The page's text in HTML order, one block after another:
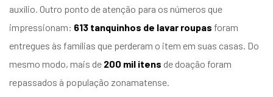
auxílio. Outro ponto de atenção para os números que
impressionam: 613 tanquinhos de lavar roupas foram
entregues às famílias que perderam o item em suas casas. Do
mesmo modo, mais de 200 mil itens de doação foram
repassados à população zonamatense.